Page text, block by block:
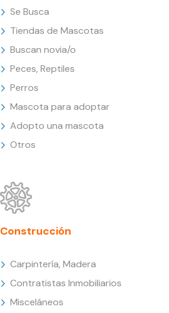
Se Busca
Tiendas de Mascotas
Buscan novia/o
Peces, Reptiles
Perros
Mascota para adoptar
Adopto una mascota
Otros
Construcción
Carpintería, Madera
Contratistas Inmobiliarios
Misceláneos